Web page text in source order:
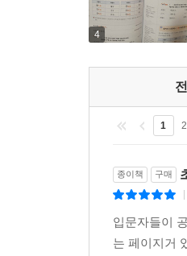
김현정 | 30대, 한
배운 내용을 〈
학습을 할 수 있
전혀 어렵지 않아
일본어에 깊이를
〈잠깐만요〉,
두 코너에서 다
4
1 2
종이책 구매
입문자들이
는 페이지거